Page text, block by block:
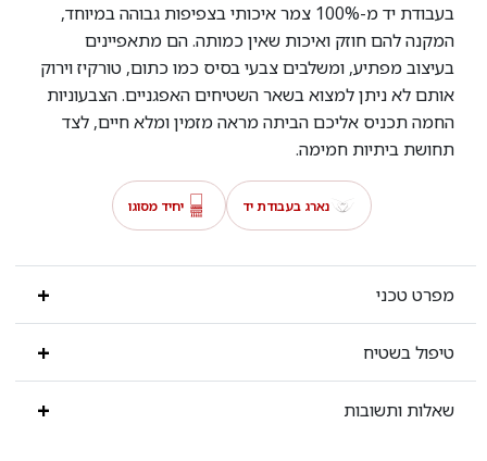
בעבודת יד מ-100% צמר איכותי בצפיפות גבוהה במיוחד,
המקנה להם חוזק ואיכות שאין כמותה. הם מתאפיינים
בעיצוב מפתיע, ומשלבים צבעי בסיס כמו כתום, טורקיז וירוק
אותם לא ניתן למצוא בשאר השטיחים האפגניים. הצבעוניות
החמה תכניס אליכם הביתה מראה מזמין ומלא חיים, לצד
תחושת ביתיות חמימה.
נארג בעבודת יד יחיד מסוגו
מפרט טכני
טיפול בשטיח
שאלות ותשובות